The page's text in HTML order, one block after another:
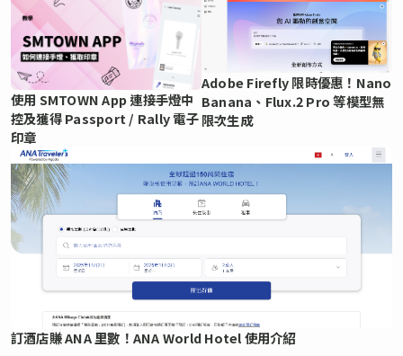
使用 SMTOWN App 連接手燈中
控及獲得 Passport / Rally 電子
印章
Adobe Firefly 限時優惠！Nano
Banana、Flux.2 Pro 等模型無
限次生成
訂酒店賺 ANA 里數！ANA World Hotel 使用介紹